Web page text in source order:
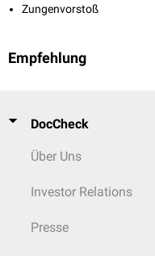
Zungenvorstoß
Empfehlung
DocCheck
Über Uns
Investor Relations
Presse